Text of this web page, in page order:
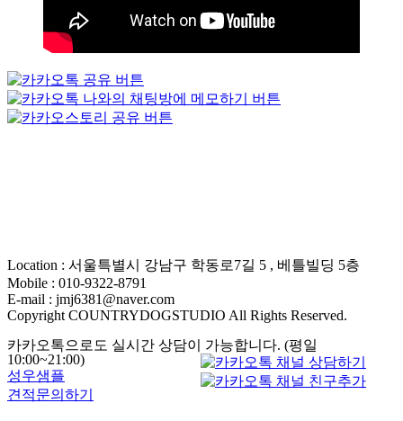
Location : 서울특별시 강남구 학동로7길 5 , 베틀빌딩 5층
Mobile : 010-9322-8791
E-mail : jmj6381@naver.com
Copyright COUNTRYDOGSTUDIO All Rights Reserved.
카카오톡으로도 실시간 상담이 가능합니다. (평일
10:00~21:00)
성우샘플
견적문의하기